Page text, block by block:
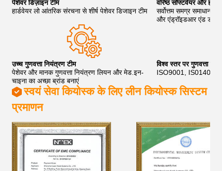
पेशेवर डिज़ाइन टीम
हार्डवेयर लो आंतरिक संरचना से शीर्ष पेशेवर डिजाइन टीम
वरिष्ठ सॉफ्टवेयर और
सर्वोत्तम समग्र समाधान
और एंड्रॉइडआर एंड डी
उच्च गुणवत्ता नियंत्रण टीम
पेशेवर और मानक गुणवत्ता नियंत्रण लियन और मेड.इन-
चाइना का अच्छा ब्रांड बनाएं
विश्व स्तर पर गुणवत्ता
ISO9001, IS01400,
स्वयं सेवा कियोस्क के लिए लीन कियोस्क सिस्टम
प्रमाणन